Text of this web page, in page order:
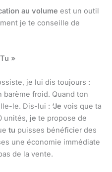
au volume est un outil
je te conseille de
»
je lui dis toujours :
barème froid. Quand ton
le. Dis-lui : ‘Je vois que ta
unités, je te propose de
tu puisses bénéficier des
une économie immédiate
de la vente.